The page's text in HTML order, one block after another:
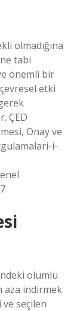
olmadığına
tabi
önemli bir
etki
ÇED
Onay ve
i-
olumlu
aza indirmek
seçilen